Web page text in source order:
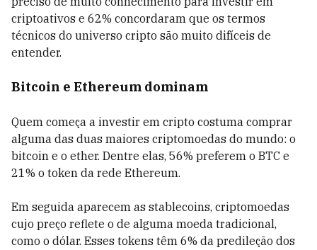
criptoativos e 62% concordaram que os termos
técnicos do universo cripto são muito difíceis de
entender.
Bitcoin e Ethereum dominam
Quem começa a investir em cripto costuma comprar
alguma das duas maiores criptomoedas do mundo: o
bitcoin e o ether. Dentre elas, 56% preferem o BTC e
21% o token da rede Ethereum.
Em seguida aparecem as stablecoins, criptomoedas
cujo preço reflete o de alguma moeda tradicional,
como o dólar. Esses tokens têm 6% da predileção dos